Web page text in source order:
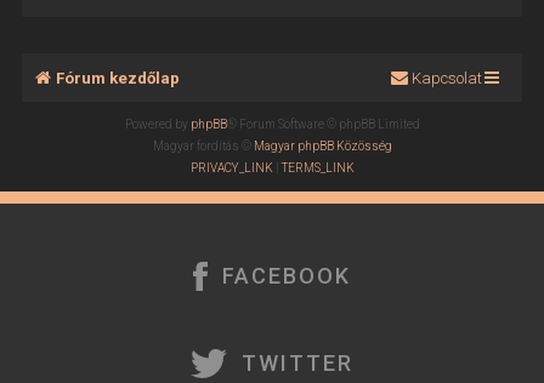
Fórum kezdőlap Kapcsolat
Powered by phpBB® Forum Software © phpBB Limited
Magyar fordítás © Magyar phpBB Közösség
PRIVACY_LINK |TERMS_LINK
FACEBOOK
TWITTER